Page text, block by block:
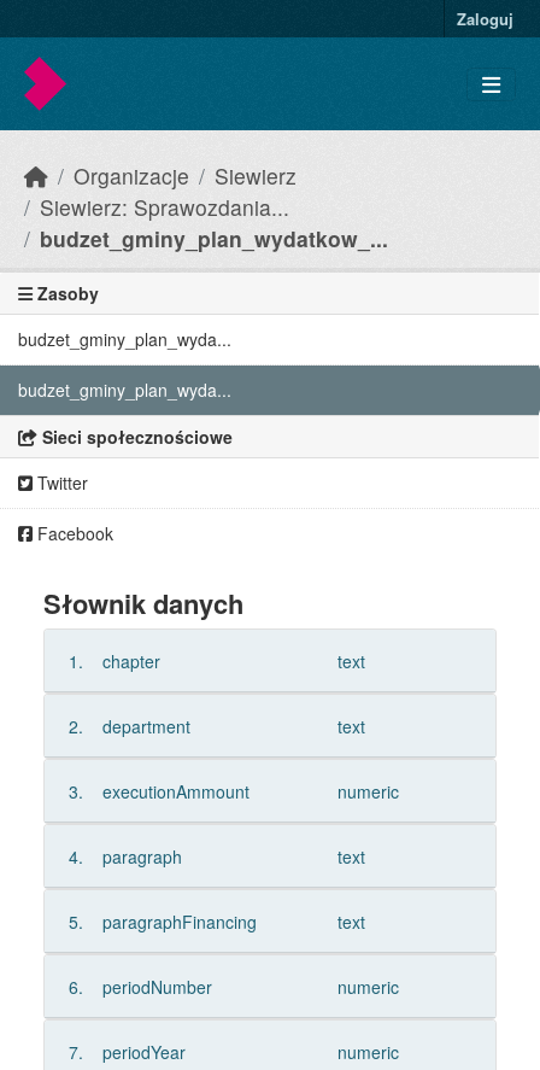
Zaloguj
Organizacje
Siewierz
Siewierz: Sprawozdania...
budzet_gminy_plan_wydatkow_...
Zasoby
budzet_gminy_plan_wyda...
budzet_gminy_plan_wyda...
Sieci społecznościowe
Twitter
Facebook
Słownik danych
1. chapter text
2. department text
3. executionAmmount numeric
4. paragraph text
5. paragraphFinancing text
6. periodNumber numeric
7. periodYear numeric